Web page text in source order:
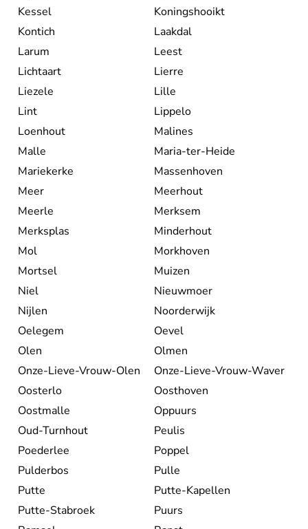
Kessel
Koningshooikt
Kontich
Laakdal
Larum
Leest
Lichtaart
Lierre
Liezele
Lille
Lint
Lippelo
Loenhout
Malines
Malle
Maria-ter-Heide
Mariekerke
Massenhoven
Meer
Meerhout
Meerle
Merksem
Merksplas
Minderhout
Mol
Morkhoven
Mortsel
Muizen
Niel
Nieuwmoer
Nijlen
Noorderwijk
Oelegem
Oevel
Olen
Olmen
Onze-Lieve-Vrouw-Olen
Onze-Lieve-Vrouw-Waver
Oosterlo
Oosthoven
Oostmalle
Oppuurs
Oud-Turnhout
Peulis
Poederlee
Poppel
Pulderbos
Pulle
Putte
Putte-Kapellen
Putte-Stabroek
Puurs